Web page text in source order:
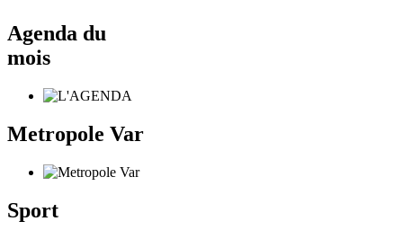
Agenda du
mois
Metropole Var
Sport